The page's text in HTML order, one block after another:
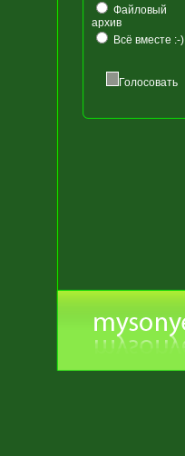
Файловый
архив
Всё вместе :-)
Голосовать